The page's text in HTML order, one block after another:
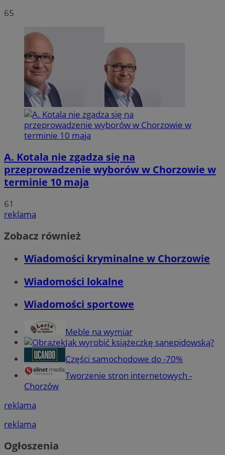
65
A. Kotala nie zgadza się na
przeprowadzenie wyborów w Chorzowie w
terminie 10 maja
61
reklama
Zobacz również
Wiadomości kryminalne w Chorzowie
Wiadomości lokalne
Wiadomości sportowe
Meble na wymiar
Jak wyrobić książeczkę sanepidowską?
Części samochodowe do -70%
Tworzenie stron internetowych -
Chorzów
reklama
reklama
Ogłoszenia